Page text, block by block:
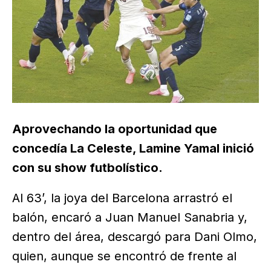
Aprovechando la oportunidad que
concedía La Celeste, Lamine Yamal inició
con su show futbolístico.
Al 63’, la joya del Barcelona arrastró el
balón, encaró a Juan Manuel Sanabria y,
dentro del área, descargó para Dani Olmo,
quien, aunque se encontró de frente al